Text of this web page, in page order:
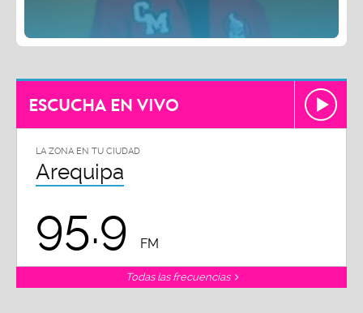
ESCUCHA EN VIVO
LA ZONA EN TU CIUDAD
Arequipa
95.9 FM
Todas las frecuencias